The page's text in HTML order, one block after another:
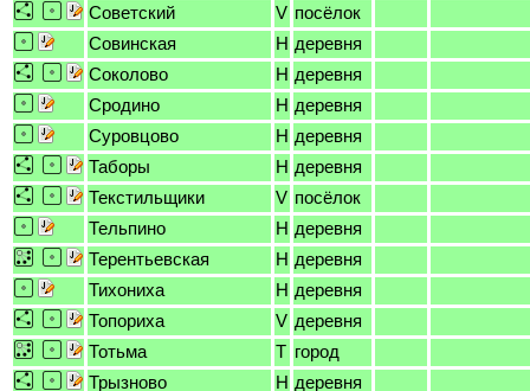
Советский
V посёлок
Совинская
H деревня
Соколово
H деревня
Сродино
H деревня
Суровцово
H деревня
Таборы
H деревня
Текстильщики
V посёлок
Тельпино
H деревня
Терентьевская
H деревня
Тихониха
H деревня
Топориха
V деревня
Тотьма
T город
Трызново
H деревня